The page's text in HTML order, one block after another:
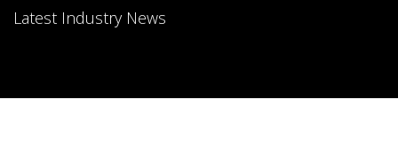
Latest Industry News